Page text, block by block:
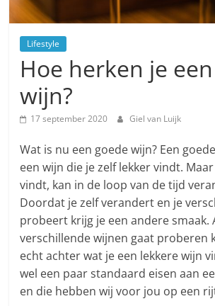
Lifestyle
Hoe herken je
wijn?
17 september 2020 Giel van Luijk
Wat is nu een goede wijn? Een
een wijn die je zelf lekker vindt.
vindt, kan in de loop van de tijd
Doordat je zelf verandert en je
probeert krijg je een andere smaak.
verschillende wijnen gaat proberen
echt achter wat je een lekkere wijn
wel een paar standaard eisen aan
en die hebben wij voor jou op een